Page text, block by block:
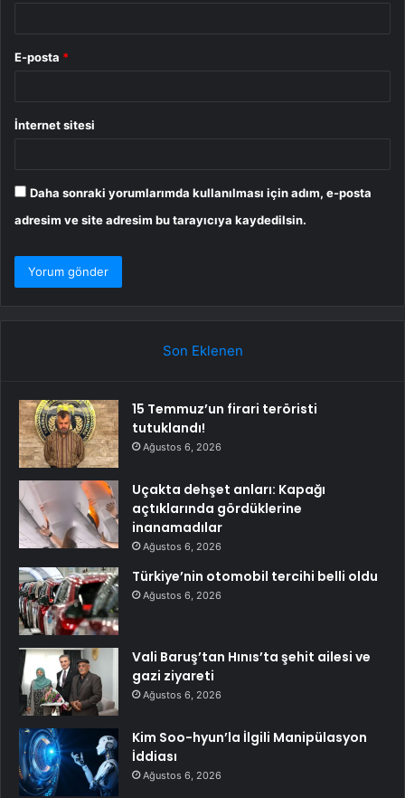
E-posta *
İnternet sitesi
Daha sonraki yorumlarımda kullanılması için adım, e-posta
adresim ve site adresim bu tarayıcıya kaydedilsin.
Son Eklenen
15 Temmuz’un firari teröristi
tutuklandı!
Ağustos 6, 2026
Uçakta dehşet anları: Kapağı
açtıklarında gördüklerine
inanamadılar
Ağustos 6, 2026
Türkiye’nin otomobil tercihi belli oldu
Ağustos 6, 2026
Vali Baruş’tan Hınıs’ta şehit ailesi ve
gazi ziyareti
Ağustos 6, 2026
Kim Soo-hyun’la İlgili Manipülasyon
İddiası
Ağustos 6, 2026